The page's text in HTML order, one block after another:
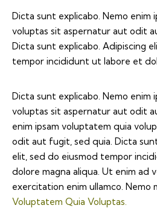
Dicta sunt explicabo. Nemo enim
voluptas sit aspernatur aut odit
Dicta sunt explicabo. Adipiscing
tempor incididunt ut labore et
Dicta sunt explicabo. Nemo enim
voluptas sit aspernatur aut odit
enim ipsam voluptatem quia
odit aut fugit, sed quia. Dicta
elit, sed do eiusmod tempor
dolore magna aliqua. Ut enim ad
exercitation enim ullamco. Nemo
Voluptatem Quia Voluptas.